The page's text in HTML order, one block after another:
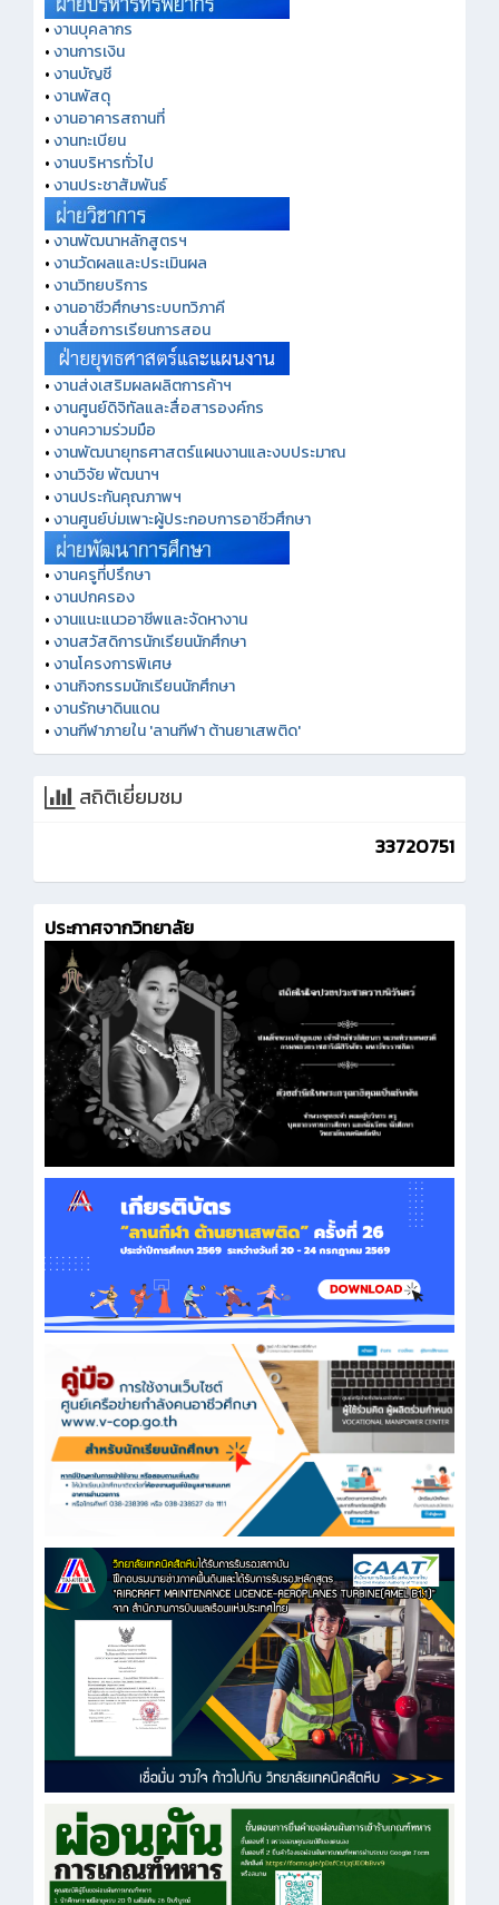
•งานบุคลากร
•งานการเงิน
•งานบัญชี
•งานพัสดุ
•งานอาคารสถานที่
•งานทะเบียน
•งานบริหารทั่วไป
•งานประชาสัมพันธ์
•งานพัฒนาหลักสูตรฯ
•งานวัดผลและประเมินผล
•งานวิทยบริการ
•งานอาชีวศึกษาระบบทวิภาคี
•งานสื่อการเรียนการสอน
•งานส่งเสริมผลผลิตการค้าฯ
•งานศูนย์ดิจิทัลและสื่อสารองค์กร
•งานความร่วมมือ
•งานพัฒนายุทธศาสตร์แผนงานและงบประมาณ
•งานวิจัย พัฒนาฯ
•งานประกันคุณภาพฯ
•งานศูนย์บ่มเพาะผู้ประกอบการอาชีวศึกษา
•งานครูที่ปรึกษา
•งานปกครอง
•งานแนะแนวอาชีพและจัดหางาน
•งานสวัสดิการนักเรียนนักศึกษา
•งานโครงการพิเศษ
•งานกิจกรรมนักเรียนนักศึกษา
•งานรักษาดินแดน
•งานกีฬาภายใน 'ลานกีฬา ต้านยาเสพติด'
สถิติเยี่ยมชม
33720751
ประกาศจากวิทยาลัย